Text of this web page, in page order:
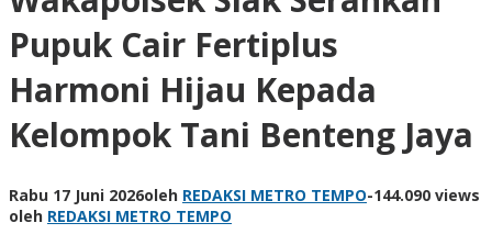
Pupuk Cair Fertiplus
Harmoni Hijau Kepada
Kelompok Tani Benteng Jaya
Rabu 17 Juni 2026oleh REDAKSI METRO TEMPO-144.090 views
oleh REDAKSI METRO TEMPO